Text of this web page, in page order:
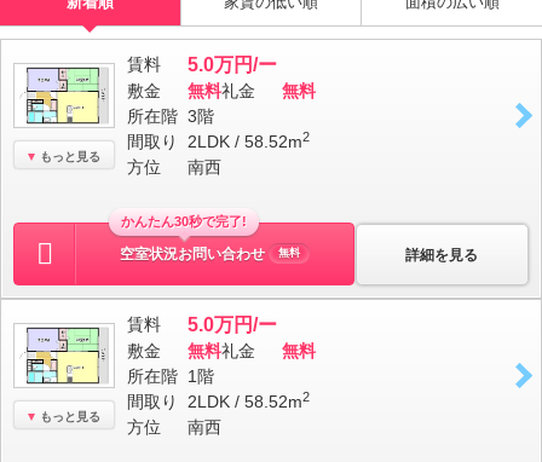
もっと見る
賃料 5.0万円/ー
敷金 無料礼金
無料
所在階 3階
間取り
2LDK / 58.52m2
方位 南西
詳細を見る
かんたん30秒で完了!
空室状況お問い合わせ 無料
もっと見る
賃料 5.0万円/ー
敷金 無料礼金
無料
所在階 1階
間取り
2LDK / 58.52m2
方位 南西